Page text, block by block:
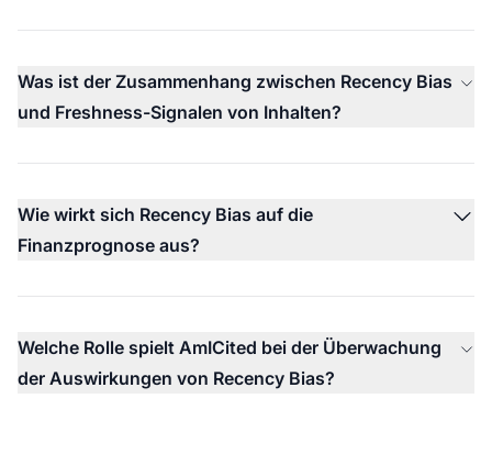
Was ist der Zusammenhang zwischen Recency Bias
und Freshness-Signalen von Inhalten?
Wie wirkt sich Recency Bias auf die
Finanzprognose aus?
Welche Rolle spielt AmICited bei der Überwachung
der Auswirkungen von Recency Bias?